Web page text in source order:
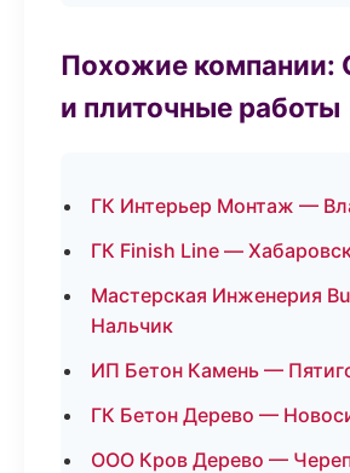
Похожие компании:
и плиточные работы
ГК Интерьер Монтаж —
ГК Finish Line —
Мастерская Инженерия
Нальчик
ИП Бетон Камень —
ГК Бетон Дерево —
ООО Кров Дерево —